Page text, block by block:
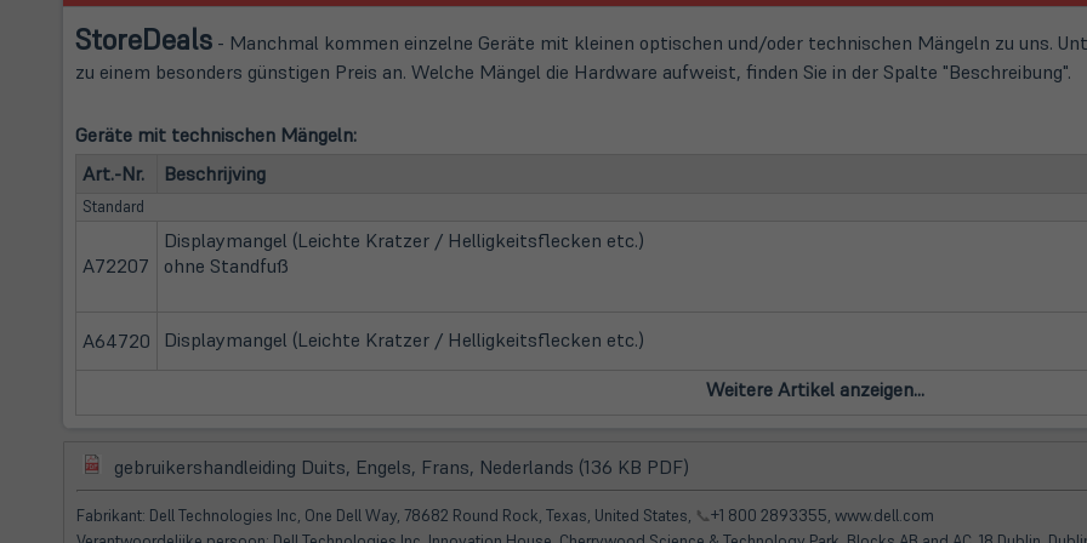
StoreDeals - Manchmal kommen einzelne Geräte mit kleinen optischen und/oder technischen Mängeln zu uns.
zu einem besonders günstigen Preis an. Welche Mängel die Hardware aufweist, finden Sie in der Spalte "Beschreibung".
Geräte mit technischen Mängeln:
Art.-Nr.
Beschrijving
Standard
A72207
Displaymangel (Leichte Kratzer / Helligkeitsflecken etc.)
ohne Standfuß
A64720 Displaymangel (Leichte Kratzer / Helligkeitsflecken etc.)
(öffnet
in
neuem
gebruikershandleiding Duits, Engels, Frans, Nederlands (136 KB PDF)
in
neuem
Fabrikant: Dell Technologies Inc, One Dell Way, 78682 Round Rock, Texas, United States, 📞+1 800 2893355, www.dell.com